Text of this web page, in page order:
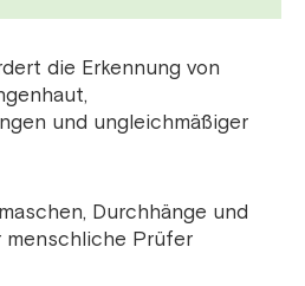
die Erkennung von
und ungleichmäßiger
Durchhänge und
menschliche Prüfer